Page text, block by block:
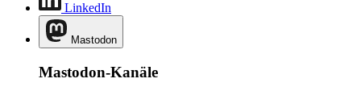
LinkedIn
Mastodon
Mastodon-Kanäle